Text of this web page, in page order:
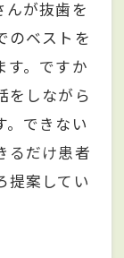
んが抜歯を
のベストを
す。ですか
をしながら
。できない
るだけ患者
提案してい